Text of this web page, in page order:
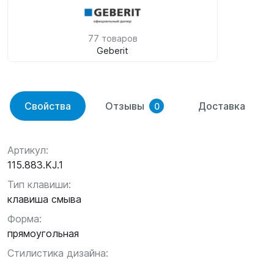
77 товаров
Geberit
Свойства Отзывы 0 Доставка
Артикул:
115.883.KJ.1
Тип клавиши:
клавиша смыва
Форма:
прямоугольная
Стилистика дизайна: